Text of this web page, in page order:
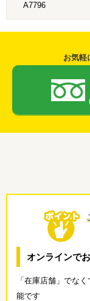
A7796
お気軽
オンラインで
「在庫店舗」でな
能です